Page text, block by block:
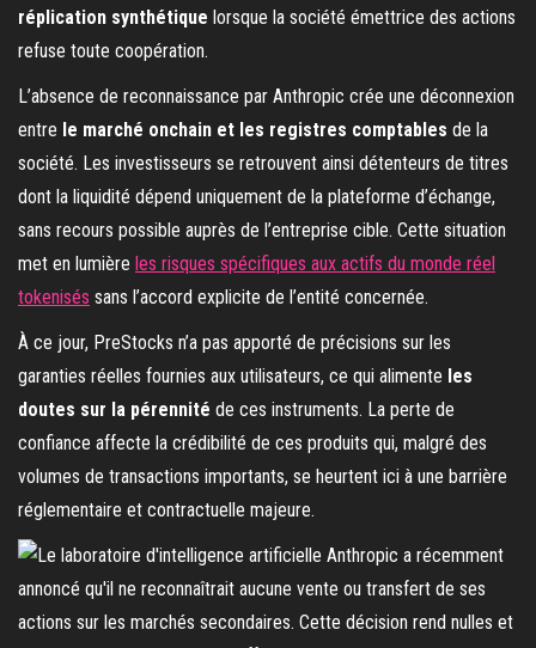
réplication synthétique lorsque la société émettrice des actions
refuse toute coopération.
L’absence de reconnaissance par Anthropic crée une déconnexion
entre le marché onchain et les registres comptables de la
société. Les investisseurs se retrouvent ainsi détenteurs de titres
dont la liquidité dépend uniquement de la plateforme d’échange,
sans recours possible auprès de l’entreprise cible. Cette situation
met en lumière les risques spécifiques aux actifs du monde réel
tokenisés sans l’accord explicite de l’entité concernée.
À ce jour, PreStocks n’a pas apporté de précisions sur les
garanties réelles fournies aux utilisateurs, ce qui alimente les
doutes sur la pérennité de ces instruments. La perte de
confiance affecte la crédibilité de ces produits qui, malgré des
volumes de transactions importants, se heurtent ici à une barrière
réglementaire et contractuelle majeure.